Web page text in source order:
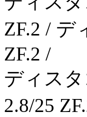
ZF.2 / デ
ZF.2 /
ディス
2.8/25